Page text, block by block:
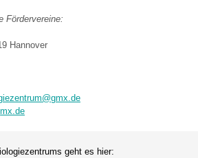
Fördervereine:
Hannover
geht es hier: